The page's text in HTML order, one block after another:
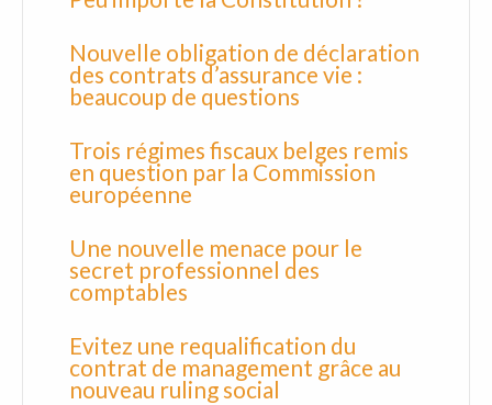
Nouvelle obligation de déclaration
des contrats d’assurance vie :
beaucoup de questions
Trois régimes fiscaux belges remis
en question par la Commission
européenne
Une nouvelle menace pour le
secret professionnel des
comptables
Evitez une requalification du
contrat de management grâce au
nouveau ruling social